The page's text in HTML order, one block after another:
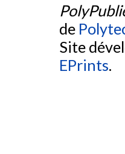
de
Site
EPrints.